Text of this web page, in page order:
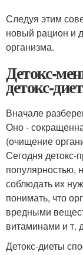
Следуя этим
новый рацион и
организма.
Детокс-
детокс-
Вначале
Оно -
(очищение
Сегодня
популярностью,
соблюдать их
понимать, что
вредными
витаминами и т.
Детокс-диеты